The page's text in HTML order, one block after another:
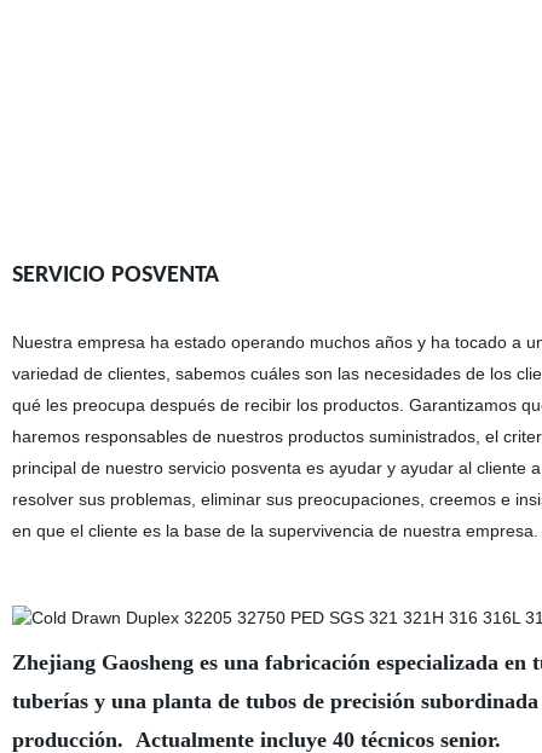
SERVICIO POSVENTA
Nuestra empresa ha estado operando muchos años y ha tocado a
variedad de clientes, sabemos cuáles son las necesidades de los
qué les preocupa después de recibir los productos. Garantizamos
haremos responsables de nuestros productos suministrados, el
principal de nuestro servicio posventa es ayudar y ayudar al cliente a
resolver sus problemas, eliminar sus preocupaciones, creemos e
en que el cliente es la base de la supervivencia de nuestra empresa.
Zhejiang Gaosheng es una fabricación especializada
tuberías y una planta de tubos de precisión
producción. Actualmente incluye 40 técnicos senior.